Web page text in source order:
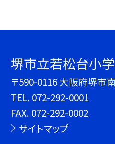
堺市立若松台小
〒590-0116 大阪府堺市
TEL. 072-292-0001
FAX. 072-292-0002
サイトマップ